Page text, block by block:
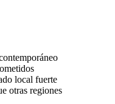
local fuerte
otras regiones